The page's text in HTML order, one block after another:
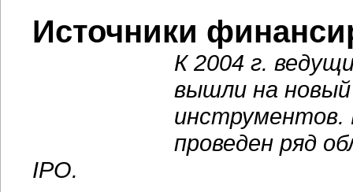
Источники
К 2004 г.
вышли на новый
инструментов.
проведен ряд
IPO.